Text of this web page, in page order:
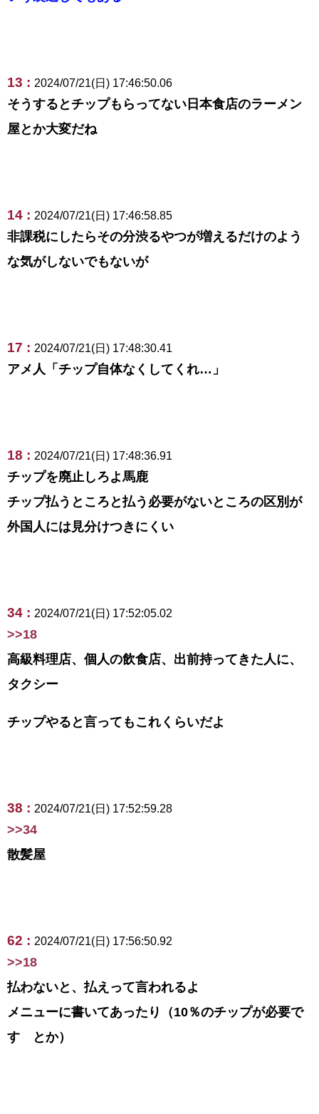
13 : 2024/07/21(日) 17:46:50.06
そうするとチップもらってない日本食店のラーメン
屋とか大変だね
14 : 2024/07/21(日) 17:46:58.85
非課税にしたらその分渋るやつが増えるだけのよう
な気がしないでもないが
17 : 2024/07/21(日) 17:48:30.41
アメ人「チップ自体なくしてくれ…」
18 : 2024/07/21(日) 17:48:36.91
チップを廃止しろよ馬鹿
チップ払うところと払う必要がないところの区別が
外国人には見分けつきにくい
34 : 2024/07/21(日) 17:52:05.02
>>18
高級料理店、個人の飲食店、出前持ってきた人に、
タクシー
チップやると言ってもこれくらいだよ
38 : 2024/07/21(日) 17:52:59.28
>>34
散髪屋
62 : 2024/07/21(日) 17:56:50.92
>>18
払わないと、払えって言われるよ
メニューに書いてあったり（10％のチップが必要で
す とか）